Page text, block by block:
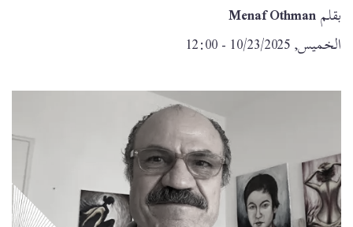
بقلمMenaf Othman
الخميس, 10/23/2025 - 12:00